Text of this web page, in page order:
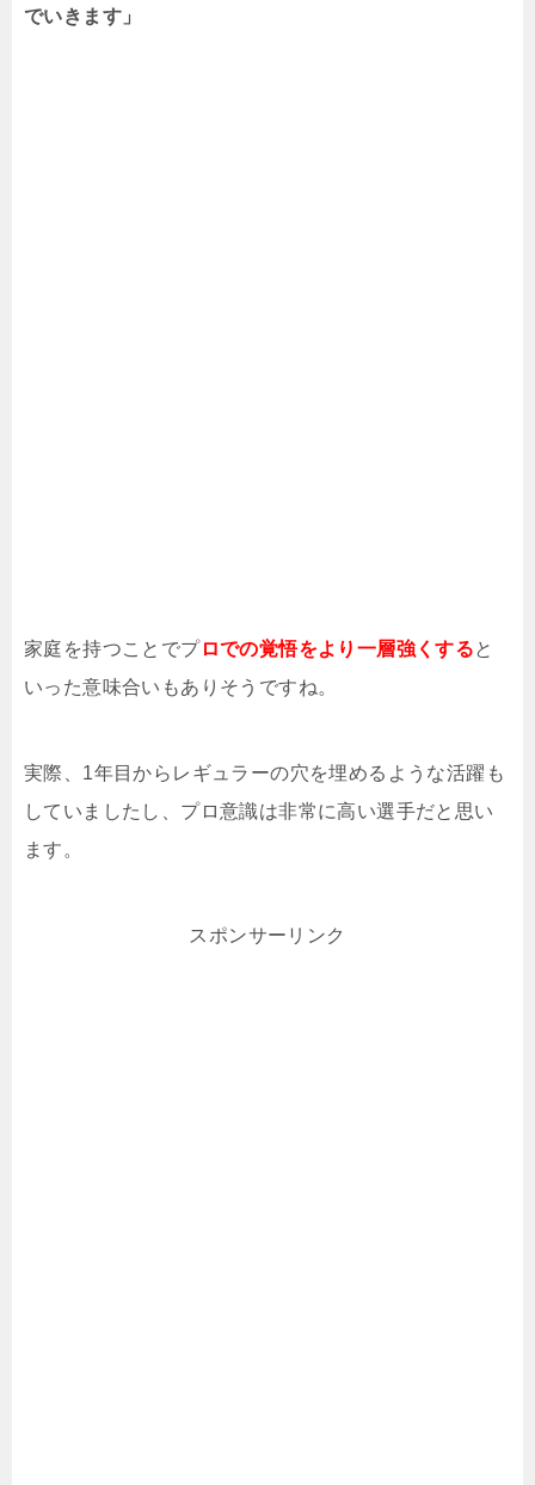
でいきます」
家庭を持つことでプロでの覚悟をより一層強くすると
いった意味合いもありそうですね。
実際、1年目からレギュラーの穴を埋めるような活躍も
していましたし、プロ意識は非常に高い選手だと思い
ます。
スポンサーリンク